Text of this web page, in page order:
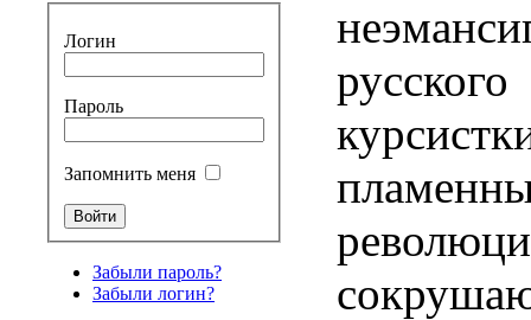
Логин
Пароль
Запомнить меня
Забыли пароль?
Забыли логин?